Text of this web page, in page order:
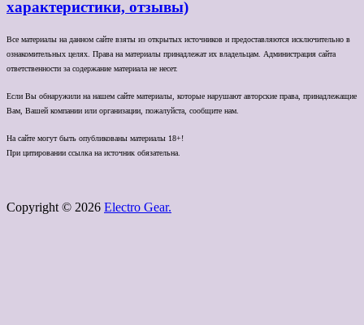
характеристики, отзывы)
Все материалы на данном сайте взяты из открытых источников и предоставляются исключительно в
ознакомительных целях. Права на материалы принадлежат их владельцам. Администрация сайта
ответственности за содержание материала не несет.
Если Вы обнаружили на нашем сайте материалы, которые нарушают авторские права, принадлежащие
Вам, Вашей компании или организации, пожалуйста, сообщите нам.
На сайте могут быть опубликованы материалы 18+!
При цитировании ссылка на источник обязательна.
Copyright © 2026 Electro Gear.